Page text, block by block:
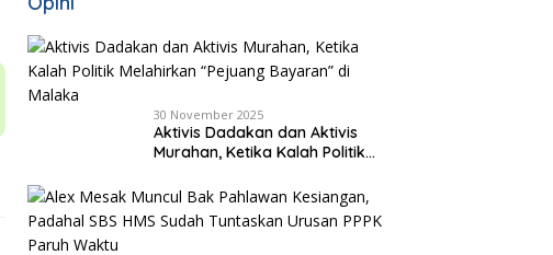
30 November 2025
Aktivis Dadakan dan Aktivis
Murahan, Ketika Kalah Politik
di Malaka